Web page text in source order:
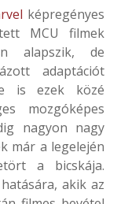
képregényes
MCU filmek
alapszik, de
adaptációt
is ezek közé
mozgóképes
nagyon nagy
már a legelején
a bicskája.
akik az